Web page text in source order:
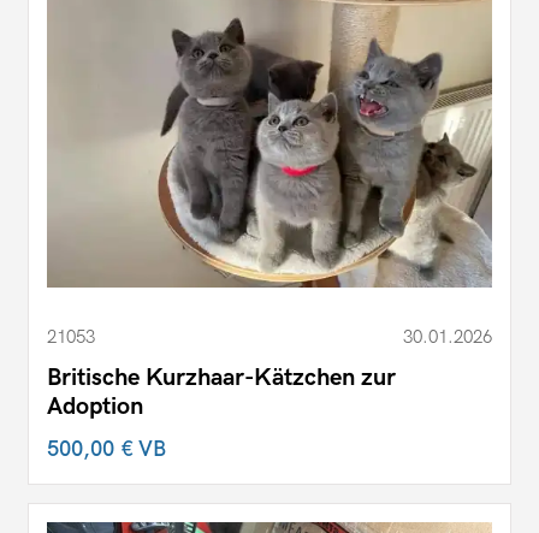
21053 30.01.2026
Britische Kurzhaar-Kätzchen zur
Adoption
500,00 €VB